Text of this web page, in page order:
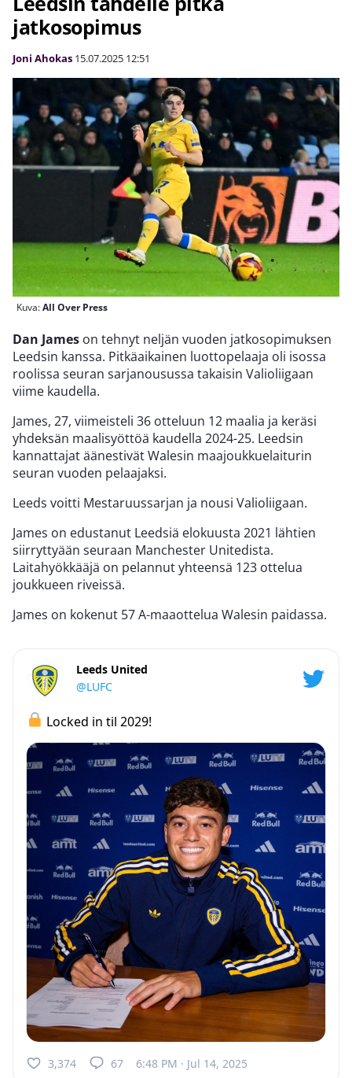
jatkosopimus
Joni Ahokas 15.07.2025 12:51
Kuva:All Over Press
Dan James on tehnyt neljän vuoden jatkosopimuksen
Leedsin kanssa. Pitkäaikainen luottopelaaja oli isossa
roolissa seuran sarjanousussa takaisin Valioliigaan
viime kaudella.
James, 27, viimeisteli 36 otteluun 12 maalia ja keräsi
yhdeksän maalisyöttöä kaudella 2024-25. Leedsin
kannattajat äänestivät Walesin maajoukkuelaiturin
seuran vuoden pelaajaksi.
Leeds voitti Mestaruussarjan ja nousi Valioliigaan.
James on edustanut Leedsiä elokuusta 2021 lähtien
siirryttyään seuraan Manchester Unitedista.
Laitahyökkääjä on pelannut yhteensä 123 ottelua
joukkueen riveissä.
James on kokenut 57 A-maaottelua Walesin paidassa.
Leeds United
@LUFC
Locked in til 2029!
3,374 67 6:48 PM · Jul 14, 2025